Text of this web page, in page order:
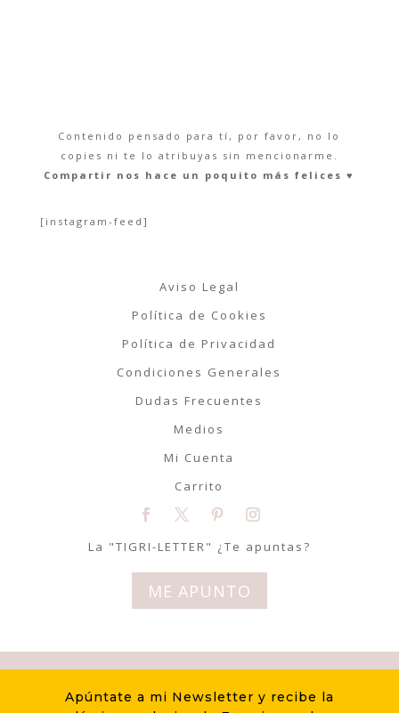
Apúntate a mi Newsletter y recibe la
Contenido pensado para tí, por favor, no lo
copies ni te lo atribuyas sin mencionarme.
Compartir nos hace un poquito más felices ♥︎
[instagram-feed]
Aviso Legal
Política de Cookies
Política de Privacidad
Condiciones Generales
Dudas Frecuentes
Medios
Mi Cuenta
Carrito
La "TIGRI-LETTER" ¿Te apuntas?
ME APUNTO
© Tigriteando 2020 | Todos los
derechos reservados | Diseño